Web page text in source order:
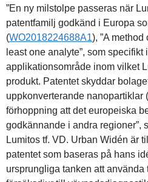
”En ny milstolpe passeras när
patentfamilj godkänd i Europa
(WO2018224688A1), ”A
least one analyte”, som specifikt
applikationsområde inom vilket
produkt. Patentet skyddar
uppkonverterande nanopartiklar
förhoppning att det europeiska
godkännande i andra regioner”,
Lumitos tf. VD. Urban Widén är
patentet som baseras på hans
ursprungliga tanken att